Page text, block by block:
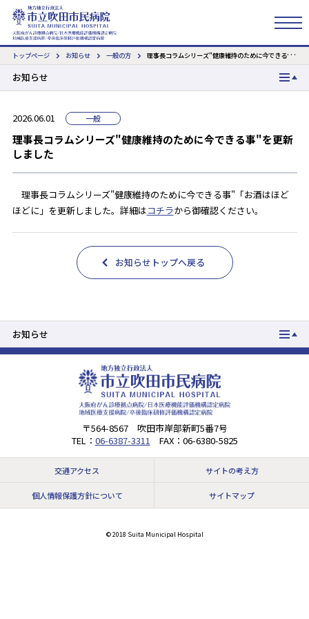
検索
トップページ お知らせ 一般の方 理事長コラムシリーズ"健康維持のために今できる事"を更新しました
お知らせ
医療関係者の方
2026.06.01 一般
理事長コラムシリーズ"健康維持のために今できる事"を更新
しました
理事長コラムシリーズ"健康維持のために今できる事"「お酒はほど
ほどに」を更新しました。 詳細はコチラから御確認ください。
お知らせトップへ戻る
お知らせ
〒564-8567 吹田市岸部新町5番7号
TEL： 06-6387-3311 FAX：06-6380-5825
交通アクセス サイトの考え方
個人情報保護方針について サイトマップ
© 2018 Suita Municipal Hospital